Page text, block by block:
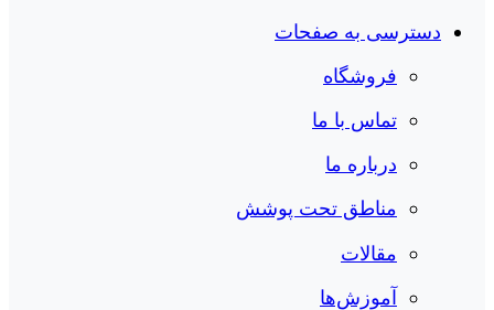
دسترسی به صفحات
فروشگاه
تماس با ما
درباره ما
مناطق تحت پوشش
مقالات
آموزش‌ها